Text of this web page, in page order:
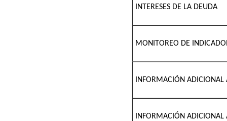
INTERESES DE LA DEUDA
MONITOREO DE
INFORMACIÓN ADICIONAL
INFORMACIÓN ADICIONAL